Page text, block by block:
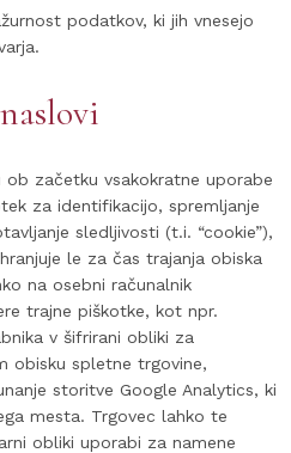
podatkov, ki jih vnesejo
ob začetku vsakokratne uporabe
za identifikacijo, spremljanje
sledljivosti (t.i. “cookie”),
le za čas trajanja obiska
na osebni računalnik
trajne piškotke, kot npr.
v šifrirani obliki za
obisku spletne trgovine,
storitve Google Analytics, ki
mesta. Trgovec lahko te
obliki uporabi za namene